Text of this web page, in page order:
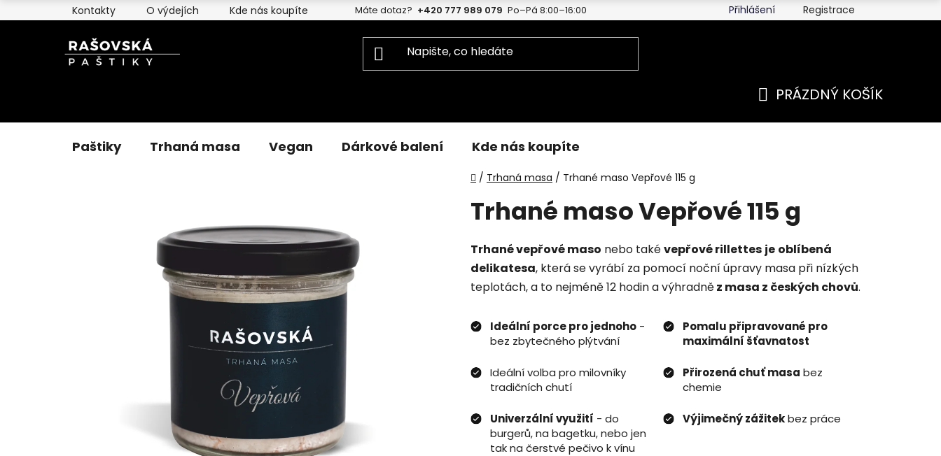
na
Kontakty O výdejích Kde nás koupíte Máte dotaz? +420 777 989 079 Po–Pá 8:00–16:00 Přihlášení Registrace
PRÁZDNÝ KOŠÍK
Paštiky Trhaná masa Vegan Dárkové balení Kde nás koupíte
Domů
/ Trhaná masa / Trhané maso Vepřové 115 g
Trhané maso Vepřové 115 g
Trhané vepřové maso nebo takévepřové rillettes je oblíbená
delikatesa, která se vyrábí za pomocí noční úpravy masa při nízkých
teplotách, a to nejméně 12 hodin a výhradněz masa z českých chovů.
Ideální porce pro jednoho -
bez zbytečného plýtvání
Pomalu připravované pro
maximální šťavnatost
Ideální volba pro milovníky
tradičních chutí
Přirozená chuť masa bez
chemie
Univerzální využití - do
burgerů, na bagetku, nebo jen
tak na čerstvé pečivo k vínu
Výjimečný zážitekbez práce